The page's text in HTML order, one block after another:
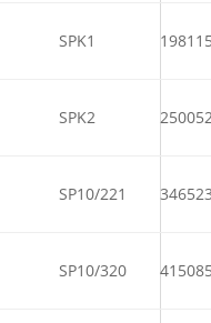
SPK1
SPK2
SP10/221
SP10/320